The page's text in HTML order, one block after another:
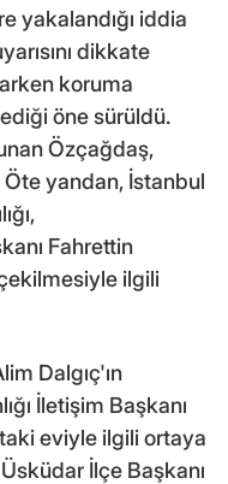
yakalandığı iddia
dikkate
koruma
öne sürüldü.
Özçağdaş,
Öte yandan, İstanbul
Fahrettin
ilgili
Dalgıç'ın
İletişim Başkanı
eviyle ilgili ortaya
İlçe Başkanı